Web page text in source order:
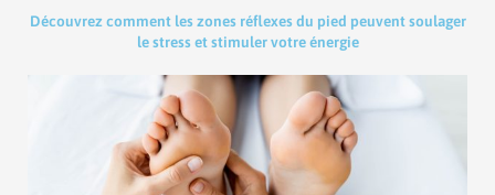
Découvrez comment les zones réflexes du pied peuvent soulager
le stress et stimuler votre énergie